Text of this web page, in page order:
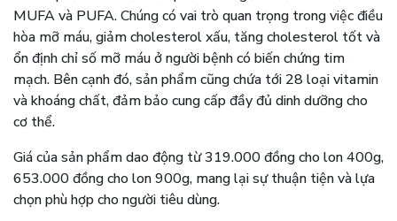
MUFA và PUFA. Chúng có vai trò quan trọng trong việc điều
hòa mỡ máu, giảm cholesterol xấu, tăng cholesterol tốt và
ổn định chỉ số mỡ máu ở người bệnh có biến chứng tim
mạch. Bên cạnh đó, sản phẩm cũng chứa tới 28 loại vitamin
và khoáng chất, đảm bảo cung cấp đầy đủ dinh dưỡng cho
cơ thể.
Giá của sản phẩm dao động từ 319.000 đồng cho lon 400g,
653.000 đồng cho lon 900g, mang lại sự thuận tiện và lựa
chọn phù hợp cho người tiêu dùng.